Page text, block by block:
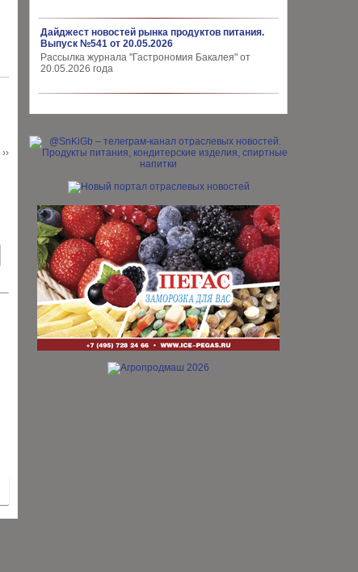
Дайджест новостей рынка продуктов питания.
Выпуск №541 от 20.05.2026
Рассылка журнала "Гастрономия Бакалея" от
20.05.2026 года
››